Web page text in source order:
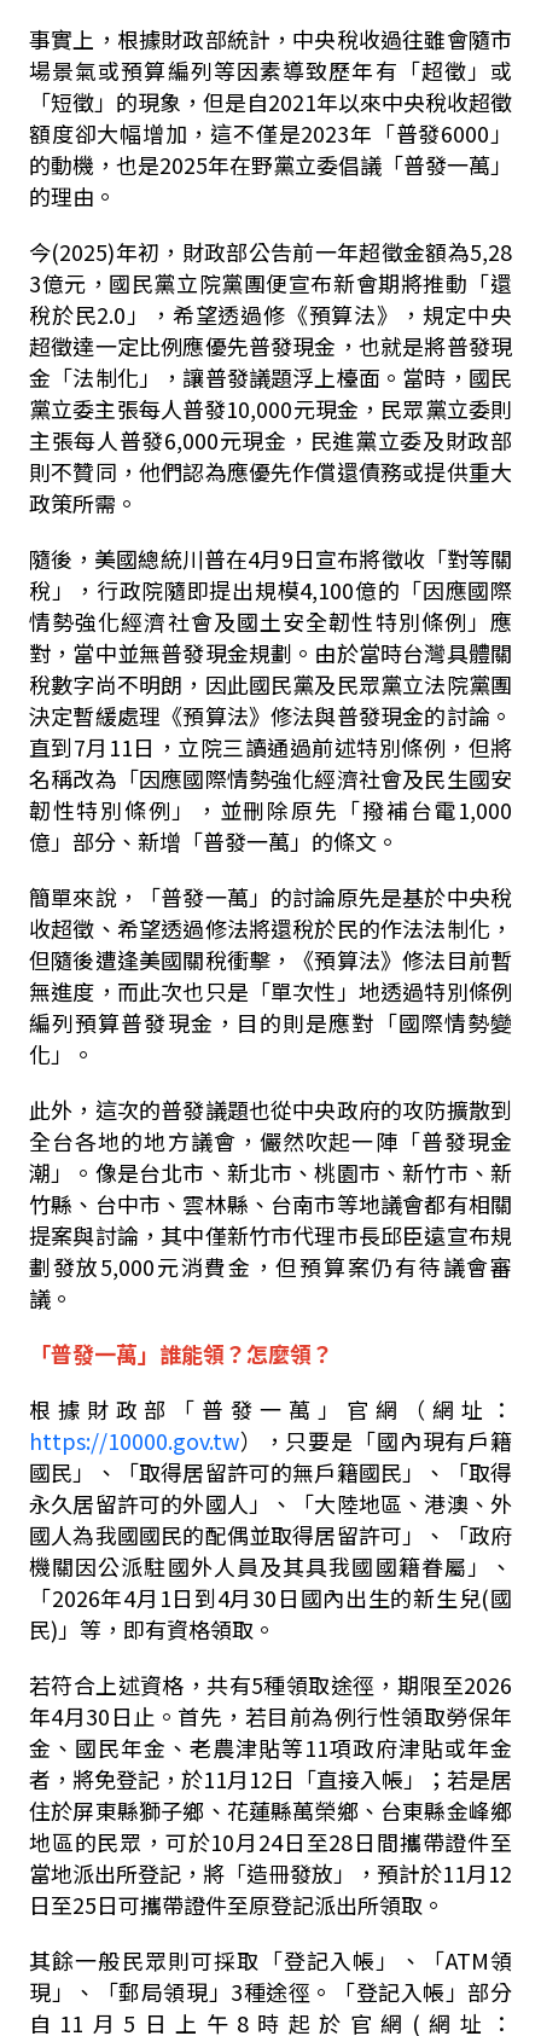
事實上，根據財政部統計，中央稅收過往雖會隨市
場景氣或預算編列等因素導致歷年有「超徵」或
「短徵」的現象，但是自2021年以來中央稅收超徵
額度卻大幅增加，這不僅是2023年「普發6000」
的動機，也是2025年在野黨立委倡議「普發一萬」
的理由。
今(2025)年初，財政部公告前一年超徵金額為5,28
3億元，國民黨立院黨團便宣布新會期將推動「還
稅於民2.0」，希望透過修《預算法》，規定中央
超徵達一定比例應優先普發現金，也就是將普發現
金「法制化」，讓普發議題浮上檯面。當時，國民
黨立委主張每人普發10,000元現金，民眾黨立委則
主張每人普發6,000元現金，民進黨立委及財政部
則不贊同，他們認為應優先作償還債務或提供重大
政策所需。
隨後，美國總統川普在4月9日宣布將徵收「對等關
稅」，行政院隨即提出規模4,100億的「因應國際
情勢強化經濟社會及國土安全韌性特別條例」應
對，當中並無普發現金規劃。由於當時台灣具體關
稅數字尚不明朗，因此國民黨及民眾黨立法院黨團
決定暫緩處理《預算法》修法與普發現金的討論。
直到7月11日，立院三讀通過前述特別條例，但將
名稱改為「因應國際情勢強化經濟社會及民生國安
韌性特別條例」，並刪除原先「撥補台電1,000
億」部分、新增「普發一萬」的條文。
簡單來說，「普發一萬」的討論原先是基於中央稅
收超徵、希望透過修法將還稅於民的作法法制化，
但隨後遭逢美國關稅衝擊，《預算法》修法目前暫
無進度，而此次也只是「單次性」地透過特別條例
編列預算普發現金，目的則是應對「國際情勢變
化」。
此外，這次的普發議題也從中央政府的攻防擴散到
全台各地的地方議會，儼然吹起一陣「普發現金
潮」。像是台北市、新北市、桃園市、新竹市、新
竹縣、台中市、雲林縣、台南市等地議會都有相關
提案與討論，其中僅新竹市代理市長邱臣遠宣布規
劃發放5,000元消費金，但預算案仍有待議會審
議。
「普發一萬」誰能領？怎麼領？
根據財政部「普發一萬」官網（網址：
https://10000.gov.tw），只要是「國內現有戶籍
國民」、「取得居留許可的無戶籍國民」、「取得
永久居留許可的外國人」、「大陸地區、港澳、外
國人為我國國民的配偶並取得居留許可」、「政府
機關因公派駐國外人員及其具我國國籍眷屬」、
「2026年4月1日到4月30日國內出生的新生兒(國
民)」等，即有資格領取。
若符合上述資格，共有5種領取途徑，期限至2026
年4月30日止。首先，若目前為例行性領取勞保年
金、國民年金、老農津貼等11項政府津貼或年金
者，將免登記，於11月12日「直接入帳」；若是居
住於屏東縣獅子鄉、花蓮縣萬榮鄉、台東縣金峰鄉
地區的民眾，可於10月24日至28日間攜帶證件至
當地派出所登記，將「造冊發放」，預計於11月12
日至25日可攜帶證件至原登記派出所領取。
其餘一般民眾則可採取「登記入帳」、「ATM領
現」、「郵局領現」3種途徑。「登記入帳」部分
自11月5日上午8時起於官網(網址：